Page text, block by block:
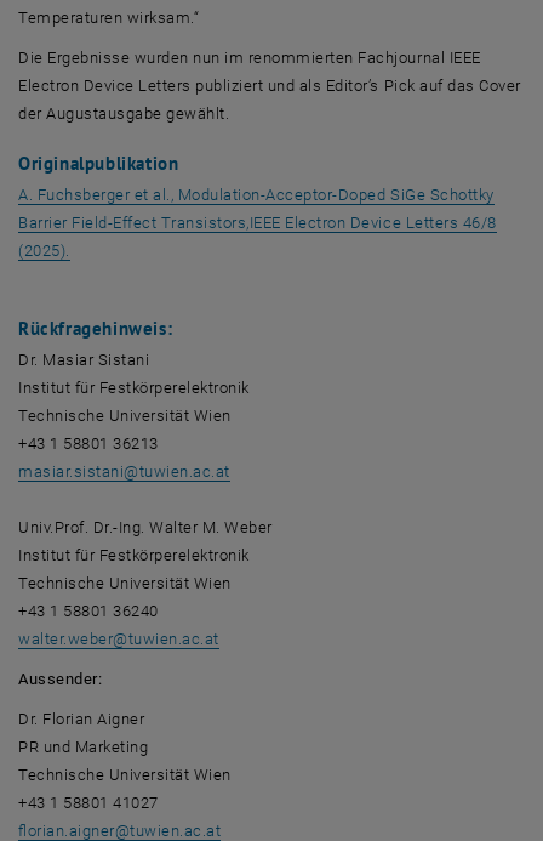
Temperaturen wirksam.“
Die Ergebnisse wurden nun im renommierten Fachjournal IEEE
Electron Device Letters publiziert und als Editor’s Pick auf das Cover
der Augustausgabe gewählt.
Originalpublikation
A. Fuchsberger et al., Modulation-Acceptor-Doped SiGe Schottky
Barrier Field-Effect Transistors,IEEE Electron Device Letters 46/8
(2025).
Rückfragehinweis:
Dr. Masiar Sistani
Institut für Festkörperelektronik
Technische Universität Wien
+43 1 58801 36213
masiar.sistani@tuwien.ac.at
Univ.Prof. Dr.-Ing. Walter M. Weber
Institut für Festkörperelektronik
Technische Universität Wien
+43 1 58801 36240
walter.weber@tuwien.ac.at
Aussender:
Dr. Florian Aigner
PR und Marketing
Technische Universität Wien
+43 1 58801 41027
florian.aigner@tuwien.ac.at